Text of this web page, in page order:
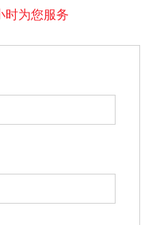
时为您服务